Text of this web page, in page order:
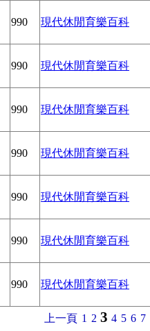
990 現代休閒育樂百科
990 現代休閒育樂百科
990 現代休閒育樂百科
990 現代休閒育樂百科
990 現代休閒育樂百科
990 現代休閒育樂百科
990 現代休閒育樂百科
上一頁 1 2 3 4 5 6 7